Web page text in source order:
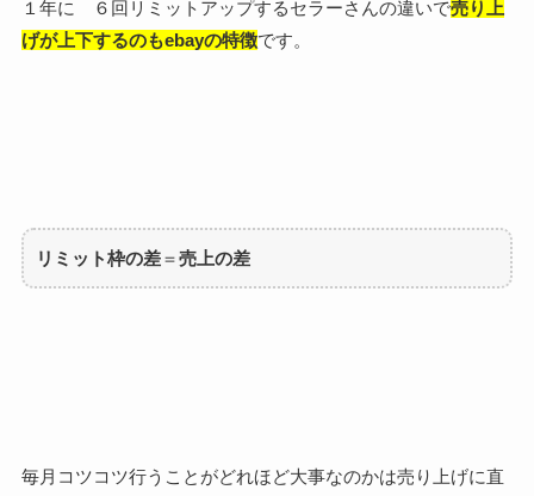
１年に ６回リミットアップするセラーさんの違いで売り上
げが上下するのもebayの特徴です。
リミット枠の差＝売上の差
毎月コツコツ行うことがどれほど大事なのかは売り上げに直